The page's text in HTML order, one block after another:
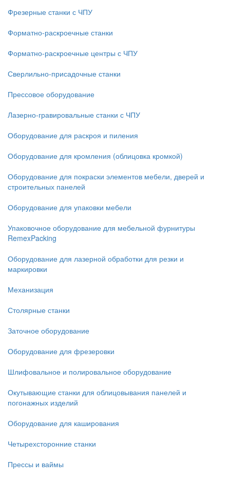
Фрезерные станки с ЧПУ
Форматно-раскроечные станки
Форматно-раскроечные центры с ЧПУ
Сверлильно-присадочные станки
Прессовое оборудование
Лазерно-гравировальные станки с ЧПУ
Оборудование для раскроя и пиления
Оборудование для кромления (облицовка кромкой)
Оборудование для покраски элементов мебели, дверей и
строительных панелей
Оборудование для упаковки мебели
Упаковочное оборудование для мебельной фурнитуры
RemexPacking
Оборудование для лазерной обработки для резки и
маркировки
Механизация
Столярные станки
Заточное оборудование
Оборудование для фрезеровки
Шлифовальное и полировальное оборудование
Окутывающие станки для облицовывания панелей и
погонажных изделий
Оборудование для каширования
Четырехсторонние станки
Прессы и ваймы